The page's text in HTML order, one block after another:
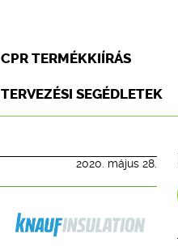
CPR TERMÉKKIÍRÁS
TERVEZÉSI SEGÉDLETEK
2020. május 28.